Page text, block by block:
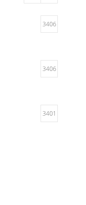
3406
3406
3401